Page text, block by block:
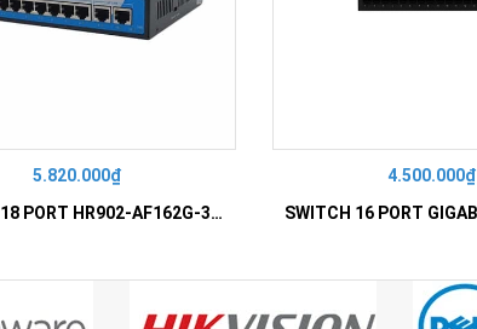
5.820.000₫
SWITCH 18 PORT HR902-AF162G-300 – Switch PoE 16 Cổng
4.500.000₫